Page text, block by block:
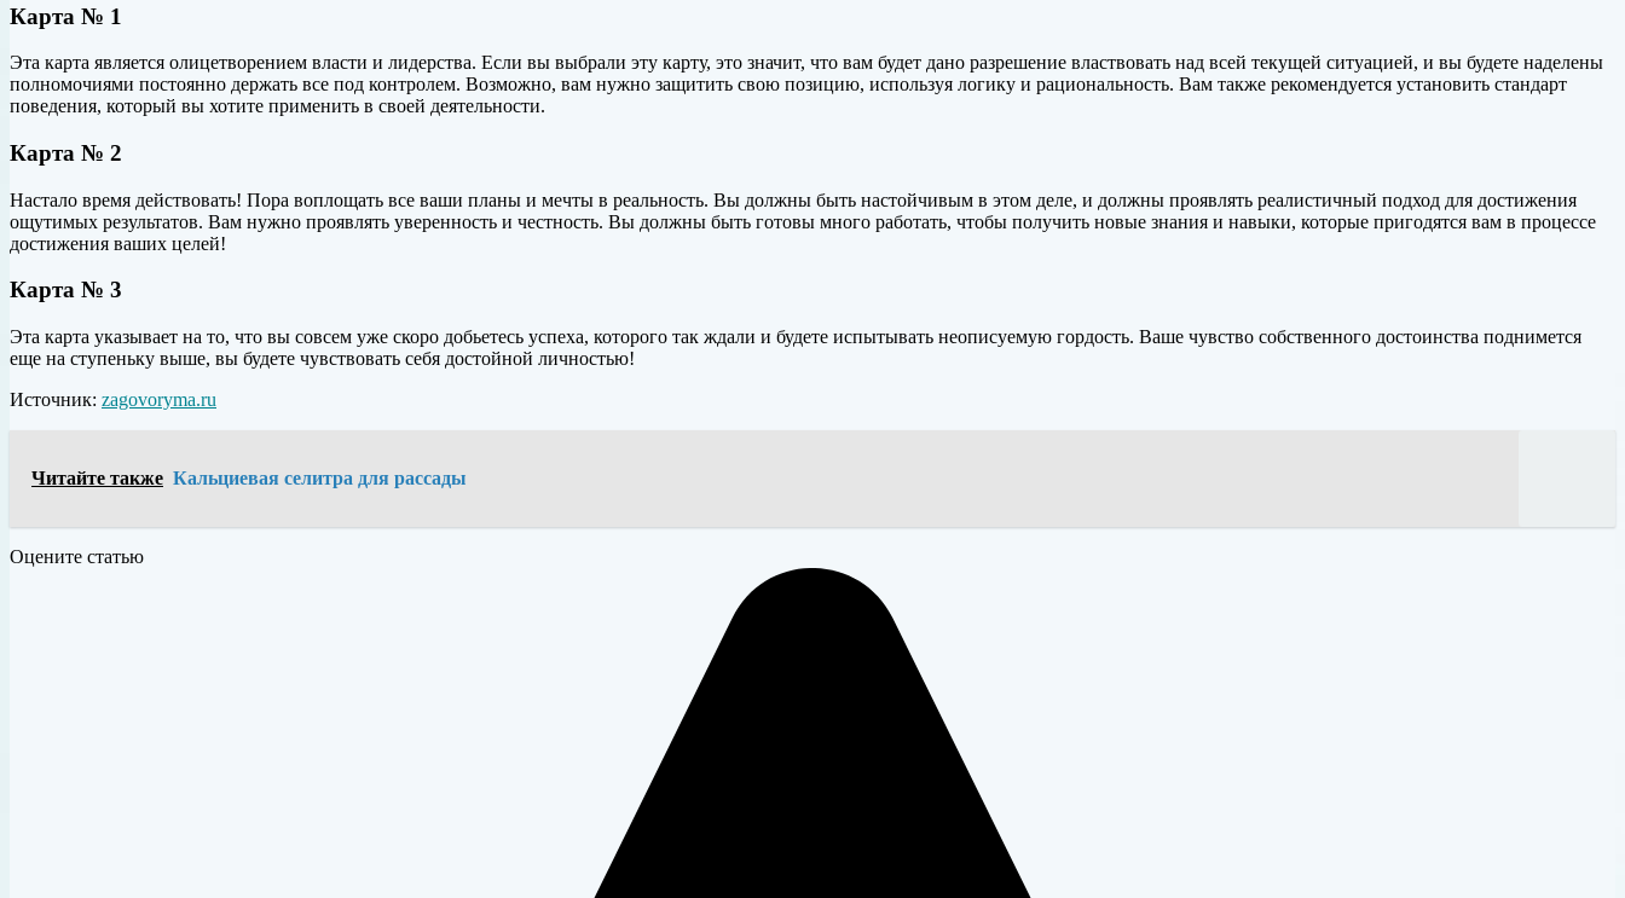
Карта № 1
Эта карта является олицетворением власти и лидерства. Если вы выбрали эту карту, это значит, что вам будет дано разрешение властвовать над всей текущей ситуацией, и вы будете наделены
полномочиями постоянно держать все под контролем. Возможно, вам нужно защитить свою позицию, используя логику и рациональность. Вам также рекомендуется установить стандарт
поведения, который вы хотите применить в своей деятельности.
Карта № 2
Настало время действовать! Пора воплощать все ваши планы и мечты в реальность. ​​Вы должны быть настойчивым в этом деле, и должны проявлять реалистичный подход для достижения
ощутимых результатов. Вам нужно проявлять уверенность и честность. Вы должны быть готовы много работать, чтобы получить новые знания и навыки, которые пригодятся вам в процессе
достижения ваших целей!
Карта № 3
Эта карта указывает на то, что вы совсем уже скоро добьетесь успеха, которого так ждали и будете испытывать неописуемую гордость. Ваше чувство собственного достоинства поднимется
еще на ступеньку выше, вы будете чувствовать себя достойной личностью!
Источник: zagovoryma.ru
Читайте также Кальциевая селитра для рассады
Оцените статью